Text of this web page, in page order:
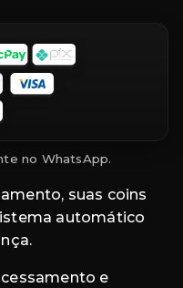
no WhatsApp.
suas coins
automático
e